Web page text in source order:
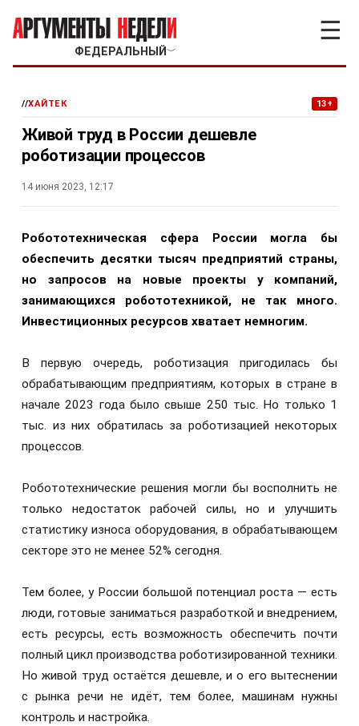
ФЕДЕРАЛЬНЫЙ ﹀
☰
//ХАЙТЕК 13+
Живой труд в России дешевле
роботизации процессов
14 июня 2023, 12:17
Робототехническая сфера России могла бы
обеспечить десятки тысяч предприятий страны,
но запросов на новые проекты у компаний,
занимающихся робототехникой, не так много.
Инвестиционных ресурсов хватает немногим.
В первую очередь, роботизация пригодилась бы
обрабатывающим предприятиям, которых в стране в
начале 2023 года было свыше 250 тыс. Но только 1
тыс. из них обратилась за роботизацией некоторых
процессов.
Робототехнические решения могли бы восполнить не
только недостаток рабочей силы, но и улучшить
статистику износа оборудования, в обрабатывающем
секторе это не менее 52% сегодня.
Тем более, у России большой потенциал роста — есть
люди, готовые заниматься разработкой и внедрением,
есть ресурсы, есть возможность обеспечить почти
полный цикл производства роботизированной техники.
Но живой труд остаётся дешевле, и о его вытеснении
с рынка речи не идёт, тем более, машинам нужны
контроль и настройка.